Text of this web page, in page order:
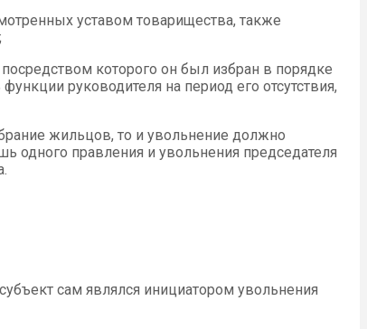
уставом товарищества, также
которого он был избран в порядке
руководителя на период его отсутствия,
жильцов, то и увольнение должно
одного правления и увольнения председателя
сам являлся инициатором увольнения